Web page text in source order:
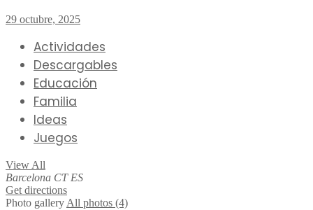
29 octubre, 2025
Actividades
Descargables
Educación
Familia
Ideas
Juegos
View All
Barcelona CT ES
Get directions
Photo gallery All photos (4)